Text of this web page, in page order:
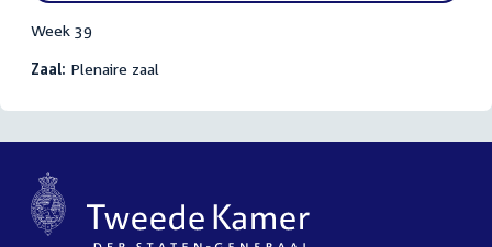
Week 39
Zaal: Plenaire zaal